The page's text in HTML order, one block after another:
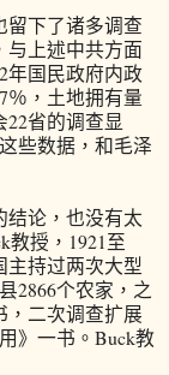
下了诸多调查
与上述中共方面
年国民政府内政
％，土地拥有量
22省的调查显
些数据，和毛泽
论，也没有太
教授，1921至
主持过两次大型
2866个农家，之
，二次调查扩展
》一书。Buck教